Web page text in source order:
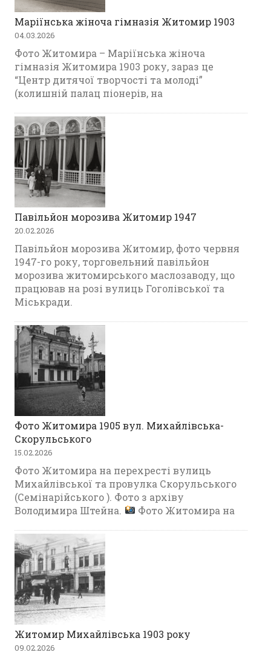
Маріїнська жіноча гімназія Житомир 1903
04.03.2026
Фото Житомира – Маріїнська жіноча
гімназія Житомира 1903 року, зараз це
“Центр дитячої творчості та молоді”
(колишній палац піонерів, на
Павільйон морозива Житомир 1947
20.02.2026
Павільйон морозива Житомир, фото червня
1947-го року, торговельний павільйон
морозива житомирського маслозаводу, що
працював на розі вулиць Гоголівської та
Міськради.
Фото Житомира 1905 вул. Михайлівська-
Скорульського
15.02.2026
Фото Житомира на перехресті вулиць
Михайлівської та провулка Скорульського
(Семінарійського ). Фото з архіву
Володимира Штейна.
Фото Житомира на
Житомир Михайлівська 1903 року
09.02.2026